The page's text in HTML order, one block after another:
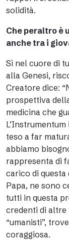
solidità.
Che peraltro è
anche tra i
Sì nel cuore di
alla Genesi,
Creatore dice:
prospettiva
medicina che
teso a far
abbiamo
rappresenta di
carico di
Papa, ne sono
tutti in questa
credenti di altre
“umanisti”,
coraggiosa.